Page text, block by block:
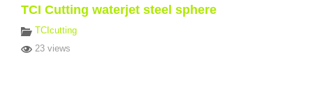
TCI Cutting waterjet steel sphere
TCIcutting
23 views